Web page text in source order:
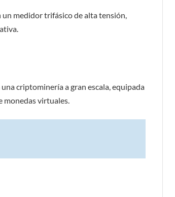
medidor trifásico de alta tensión,
criptominería a gran escala, equipada
monedas virtuales.